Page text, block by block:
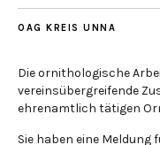
OAG KREIS UNNA
Die ornithologische
vereinsübergreifende
ehrenamtlich tätigen
Sie haben eine Meldung